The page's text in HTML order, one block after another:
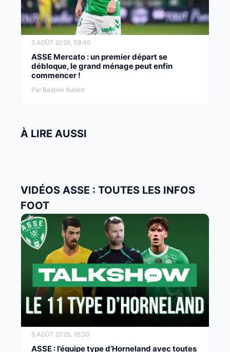
5 AOÛT 2026, 09:40
ASSE Mercato : un premier départ se
débloque, le grand ménage peut enfin
commencer !
Par Bastien Aubert
À LIRE AUSSI
VIDÉOS ASSE : TOUTES LES INFOS
FOOT
5 AOÛT 2025, 18:30
ASSE : l’équipe type d’Horneland avec toutes